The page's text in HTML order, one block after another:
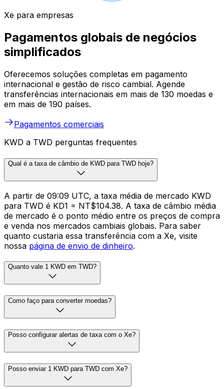
Xe para empresas
Pagamentos globais de negócios
simplificados
Oferecemos soluções completas em pagamento
internacional e gestão de risco cambial. Agende
transferências internacionais em mais de 130 moedas e
em mais de 190 países.
Pagamentos comerciais
KWD a TWD perguntas frequentes
Qual é a taxa de câmbio de KWD para TWD hoje?
A partir de 09:09 UTC, a taxa média de mercado KWD
para TWD é KD1 = NT$104.38. A taxa de câmbio média
de mercado é o ponto médio entre os preços de compra
e venda nos mercados cambiais globais. Para saber
quanto custaria essa transferência com a Xe, visite
nossa página de envio de dinheiro.
Quanto vale 1 KWD em TWD?
Como faço para converter moedas?
Posso configurar alertas de taxa com o Xe?
Posso enviar 1 KWD para TWD com Xe?